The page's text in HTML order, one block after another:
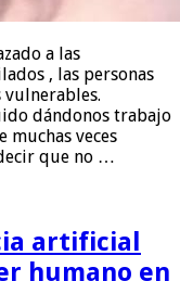
a las
, las personas
vulnerables.
dándonos trabajo
muchas veces
que no …
artificial
humano en